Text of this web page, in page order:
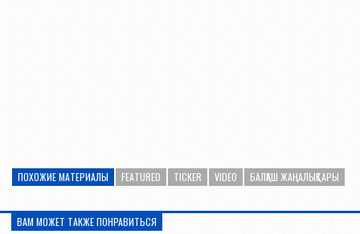
ПОХОЖИЕ МАТЕРИАЛЫ FEATURED TICKER VIDEO БАЛҚАШ ЖАҢАЛЫҚТАРЫ
ВАМ МОЖЕТ ТАКЖЕ ПОНРАВИТЬСЯ